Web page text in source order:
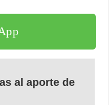
al aporte de